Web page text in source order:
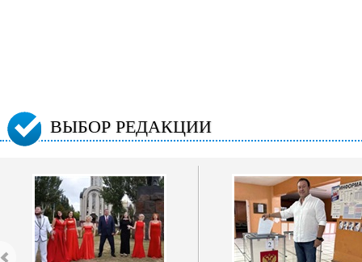
ВЫБОР РЕДАКЦИИ